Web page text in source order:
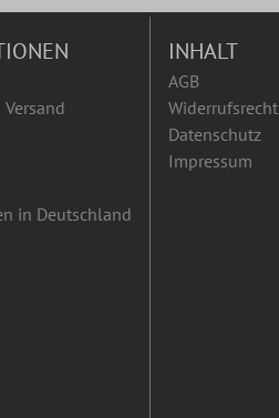
in Deutschland
INHALT
AGB
Widerrufsrecht
Datenschutz
Impressum